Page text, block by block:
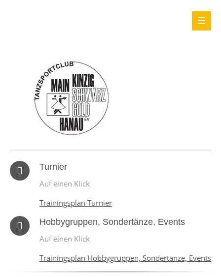
Turnier
Auf einen Klick
Trainingsplan Turnier
Hobbygruppen, Sondertänze, Events
Auf einen Klick
Trainingsplan Hobbygruppen, Sondertänze, Events